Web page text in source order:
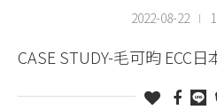
2022-08-22
CASE STUDY-毛可昀 ECC